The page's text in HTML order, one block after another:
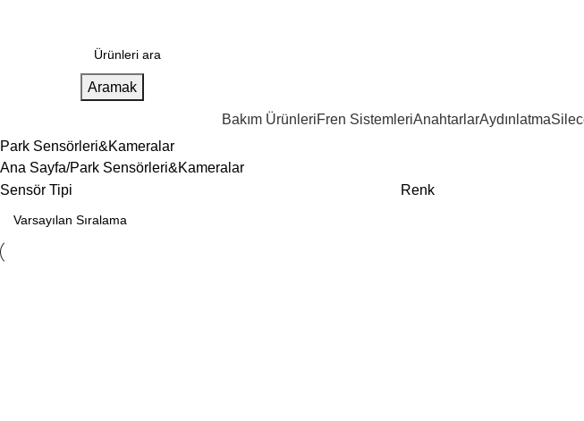
Aramak
Bakım ÜrünleriFren SistemleriAnahtarlarAydınlatma
Park Sensörleri&Kameralar
Ana Sayfa Park Sensörleri&Kameralar
Sensör Tipi
Renk